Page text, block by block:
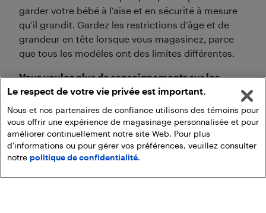
garder votre bébé à l’aise et en sécurité à mesure
qu’il grandit. Gardez les restrictions d’âge et de
grandeur en tête lorsque vous magasinez, parce
que tous les modèles ont des limites différentes.
Vous voulez plus de renseignements sur les
sièges rehausseurs? Consultez la ressource
suivante (en anglais) :
Le respect de votre vie privée est important.
Nous et nos partenaires de confiance utilisons des témoins pour
vous offrir une expérience de magasinage personnalisée et pour
améliorer continuellement notre site Web. Pour plus
d'informations ou pour gérer vos préférences, veuillez consulter
notre politique de confidentialité.